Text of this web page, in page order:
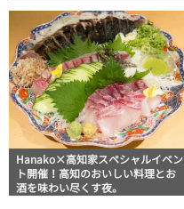
Hanako×高知家スペシャルイベン
ト開催！高知のおいしい料理とお
酒を味わい尽くす夜。